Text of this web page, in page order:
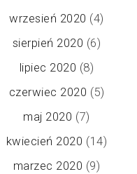
wrzesień 2020 (4)
sierpień 2020 (6)
lipiec 2020 (8)
czerwiec 2020 (5)
maj 2020 (7)
kwiecień 2020 (14)
marzec 2020 (9)